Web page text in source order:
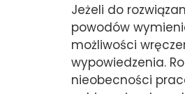
Jeżeli do
powodów
możliwości
wypowiedzenia.
nieobecności